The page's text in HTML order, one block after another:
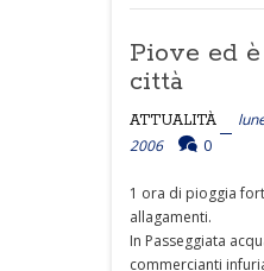
Piove ed
città
ATTUALITÀ
2006
0
1 ora di pioggia
allagamenti.
In Passeggiata
commercianti